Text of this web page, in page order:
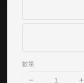
數量